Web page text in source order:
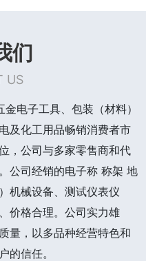
们
US
电子工具、包装（材料）
及化工用品畅销消费者市
，公司与多家零售商和代
公司经销的电子称 称架 地
机械设备、测试仪表仪
价格合理。公司实力雄
量，以多品种经营特色和
的信任。